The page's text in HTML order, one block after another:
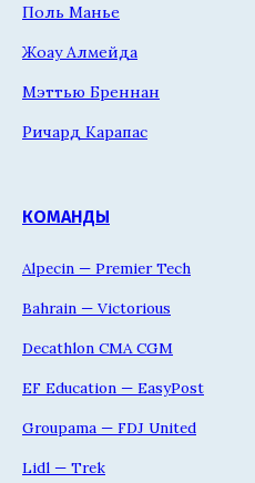
Поль Манье
Жоау Алмейда
Мэттью Бреннан
Ричард Карапас
КОМАНДЫ
Alpecin — Premier Tech
Bahrain — Victorious
Decathlon CMA CGM
EF Education — EasyPost
Groupama — FDJ United
Lidl — Trek